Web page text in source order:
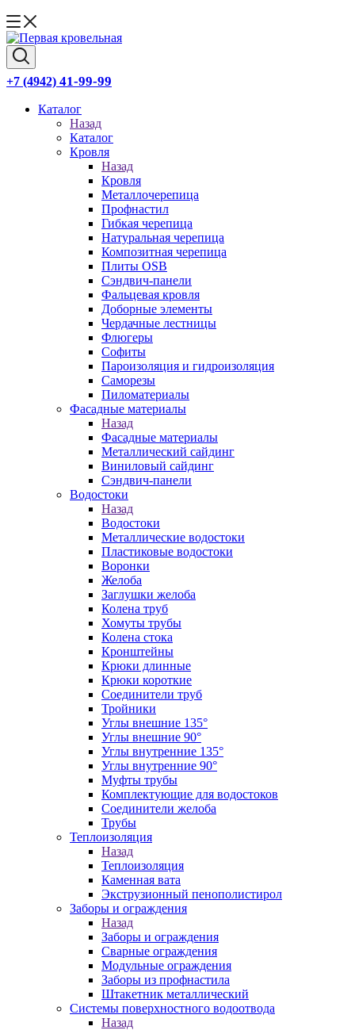
+7 (4942) 41-99-99
Каталог
Назад
Каталог
Кровля
Назад
Кровля
Металлочерепица
Профнастил
Гибкая черепица
Натуральная черепица
Композитная черепица
Плиты OSB
Сэндвич-панели
Фальцевая кровля
Доборные элементы
Чердачные лестницы
Флюгеры
Софиты
Пароизоляция и гидроизоляция
Саморезы
Пиломатериалы
Фасадные материалы
Назад
Фасадные материалы
Металлический сайдинг
Виниловый сайдинг
Сэндвич-панели
Водостоки
Назад
Водостоки
Металлические водостоки
Пластиковые водостоки
Воронки
Желоба
Заглушки желоба
Колена труб
Хомуты трубы
Колена стока
Кронштейны
Крюки длинные
Крюки короткие
Соединители труб
Тройники
Углы внешние 135°
Углы внешние 90°
Углы внутренние 135°
Углы внутренние 90°
Муфты трубы
Комплектующие для водостоков
Соединители желоба
Трубы
Теплоизоляция
Назад
Теплоизоляция
Каменная вата
Экструзионный пенополистирол
Заборы и ограждения
Назад
Заборы и ограждения
Сварные ограждения
Модульные ограждения
Заборы из профнастила
Штакетник металлический
Системы поверхностного водоотвода
Назад